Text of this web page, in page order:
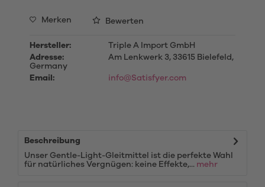
Merken Bewerten
Hersteller:
Triple A Import GmbH
Adresse:
Am Lenkwerk 3, 33615 Bielefeld,
Germany
Email:
info@Satisfyer.com
Beschreibung
Unser Gentle-Light-Gleitmittel ist die perfekte Wahl
für natürliches Vergnügen: keine Effekte,... mehr